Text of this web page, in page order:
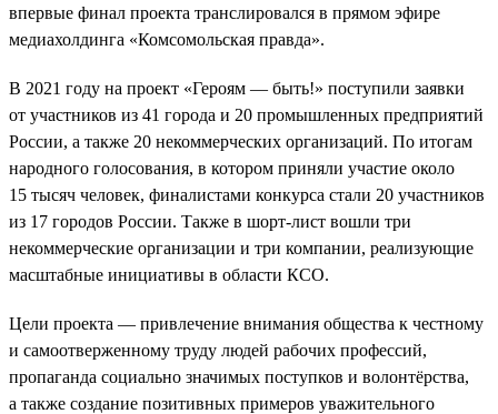
впервые финал проекта транслировался в прямом эфире
медиахолдинга «Комсомольская правда».
В 2021 году на проект «Героям — быть!» поступили заявки
от участников из 41 города и 20 промышленных предприятий
России, а также 20 некоммерческих организаций. По итогам
народного голосования, в котором приняли участие около
15 тысяч человек, финалистами конкурса стали 20 участников
из 17 городов России. Также в шорт-лист вошли три
некоммерческие организации и три компании, реализующие
масштабные инициативы в области КСО.
Цели проекта — привлечение внимания общества к честному
и самоотверженному труду людей рабочих профессий,
пропаганда социально значимых поступков и волонтёрства,
а также создание позитивных примеров уважительного